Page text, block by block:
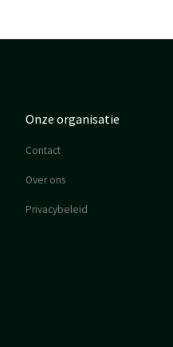
Onze organisatie
Contact
Over ons
Privacybeleid